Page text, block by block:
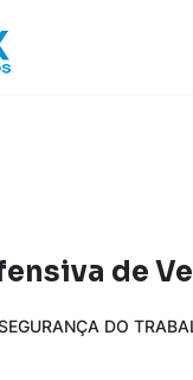
de
DO